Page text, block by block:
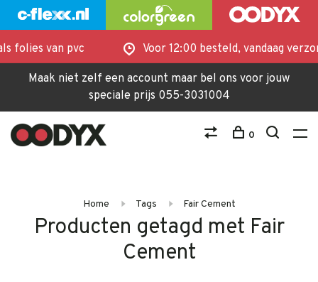
folies van pvc Voor 12:00 besteld, vandaag
Maak niet zelf een account maar bel ons voor jouw
speciale prijs 055-3031004
0
Home Tags Fair Cement
Producten getagd met Fair
Cement